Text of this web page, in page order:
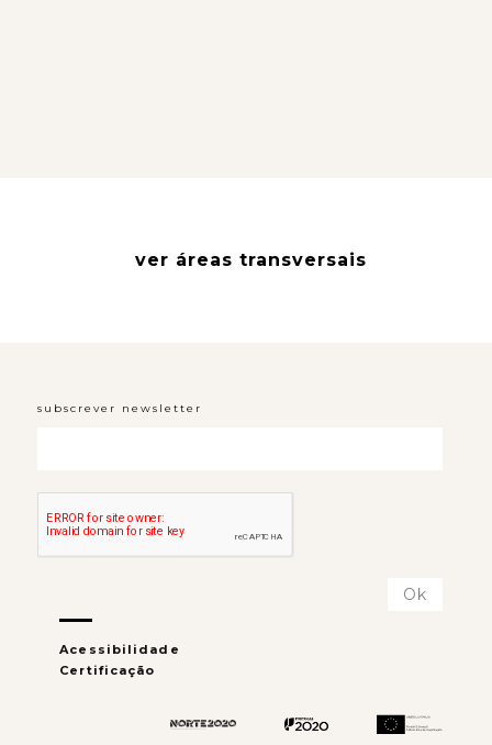
ver áreas transversais
subscrever newsletter
Acessibilidade
Certificação